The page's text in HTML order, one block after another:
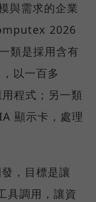
與需求的企業
2026
類是採用含有
以一百多
程式；另一類
顯示卡，處理
，目標是讓
具調用，讓資